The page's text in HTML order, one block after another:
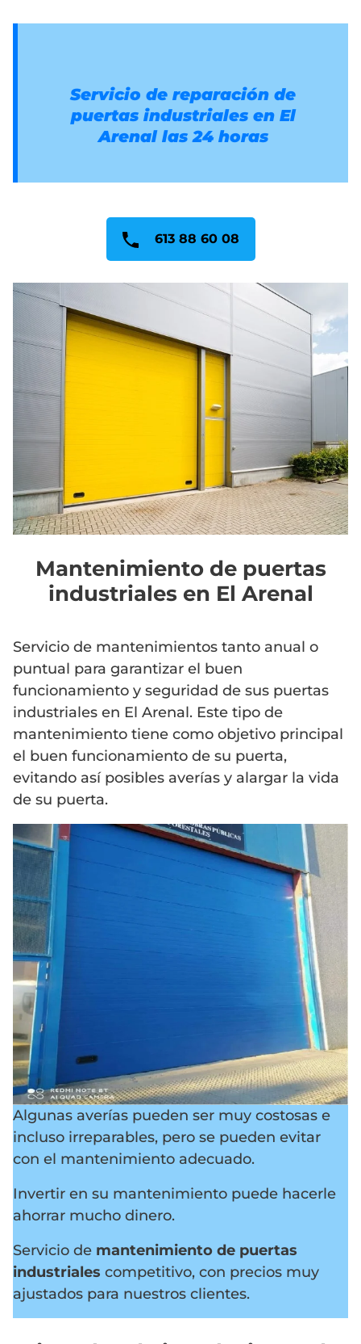
Servicio de reparación de
puertas industriales en El
Arenal las 24 horas
613 88 60 08
Mantenimiento de puertas
industriales en El Arenal
Servicio de mantenimientos tanto anual o
puntual para garantizar el buen
funcionamiento y seguridad de sus puertas
industriales en El Arenal. Este tipo de
mantenimiento tiene como objetivo principal
el buen funcionamiento de su puerta,
evitando así posibles averías y alargar la vida
de su puerta.
Algunas averías pueden ser muy costosas e
incluso irreparables, pero se pueden evitar
con el mantenimiento adecuado.
Invertir en su mantenimiento puede hacerle
ahorrar mucho dinero.
Servicio de mantenimiento de puertas
industriales competitivo, con precios muy
ajustados para nuestros clientes.